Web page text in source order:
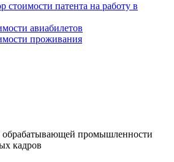
стоимости патента на работу в
авиабилетов
проживания
обрабатывающей промышленности
кадров